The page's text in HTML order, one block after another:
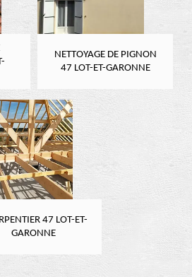
NETTOYAGE DE PIGNON
47 LOT-ET-GARONNE
47 LOT-ET-
GARONNE